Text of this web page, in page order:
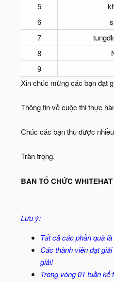
5
6
7
8
9
Xin chúc mừng các bạn đạt
Thông tin về cuộc thi thực
Chúc các bạn thu được
Trân trọng,
BAN TỔ CHỨC
Lưu ý:
Tất cả các phần quà
Các thành viên đạt
giải!
Trong vòng 01 tuần